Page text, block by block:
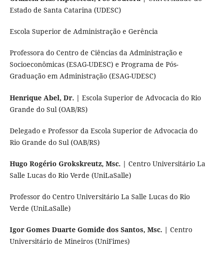
Estado de Santa Catarina (UDESC)
Escola Superior de Administração e Gerência
Professora do Centro de Ciências da Administração e
Socioeconômicas (ESAG-UDESC) e Programa de Pós-
Graduação em Administração (ESAG-UDESC)
Henrique Abel, Dr. | Escola Superior de Advocacia do Rio
Grande do Sul (OAB/RS)
Delegado e Professor da Escola Superior de Advocacia do
Rio Grande do Sul (OAB/RS)
Hugo Rogério Grokskreutz, Msc. | Centro Universitário La
Salle Lucas do Rio Verde (UniLaSalle)
Professor do Centro Universitário La Salle Lucas do Rio
Verde (UniLaSalle)
Igor Gomes Duarte Gomide dos Santos, Msc. | Centro
Universitário de Mineiros (UniFimes)